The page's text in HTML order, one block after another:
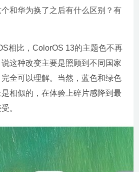
和华为换了之后有什么区别？有
相比，ColorOS 13的主题色不再
这种改变主要是照顾到不同国家
全可以理解。当然，蓝色和绿色
相似的，在体验上碎片感降到最
。